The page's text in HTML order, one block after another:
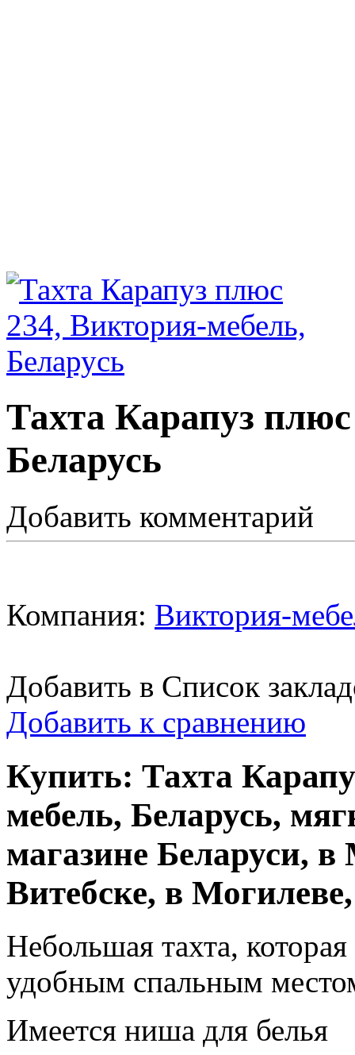
Тахта Карапуз
Беларусь
Добавить комментарий
Компания: Виктория-
Добавить в Список
Добавить к сравнению
Купить: Тахта
мебель, Беларусь,
магазине Беларуси,
Витебске, в
Небольшая тахта,
удобным спальным
Имеется ниша для белья